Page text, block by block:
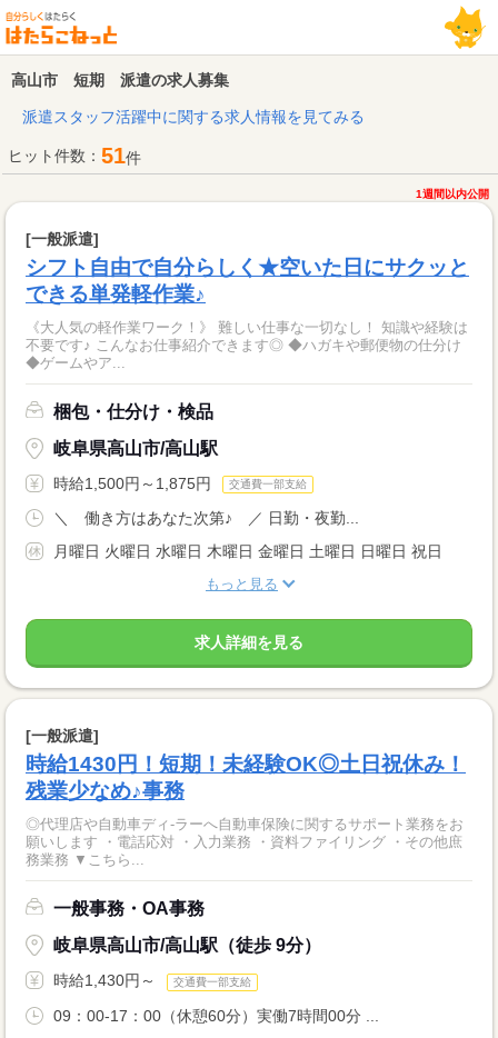
高山市 短期 派遣の求人募集
派遣スタッフ活躍中に関する求人情報を見てみる
ヒット件数： 51件
1週間以内公開
[一般派遣]
シフト自由で自分らしく★空いた日にサクッと
できる単発軽作業♪
《大人気の軽作業ワーク！》 難しい仕事な一切なし！ 知識や経験は
不要です♪ こんなお仕事紹介できます◎ ◆ハガキや郵便物の仕分け
◆ゲームやア...
梱包・仕分け・検品
岐阜県高山市/高山駅
時給1,500円～1,875円 交通費一部支給
＼ 働き方はあなた次第♪ ／ 日勤・夜勤...
月曜日 火曜日 水曜日 木曜日 金曜日 土曜日 日曜日 祝日
もっと見る
求人詳細を見る
[一般派遣]
時給1430円！短期！未経験OK◎土日祝休み！
残業少なめ♪事務
◎代理店や自動車ディ-ラーへ自動車保険に関するサポート業務をお
願いします ・電話応対 ・入力業務 ・資料ファイリング ・その他庶
務業務 ▼こちら...
一般事務・OA事務
岐阜県高山市/高山駅（徒歩 9分）
時給1,430円～ 交通費一部支給
09：00-17：00（休憩60分）実働7時間00分 ...